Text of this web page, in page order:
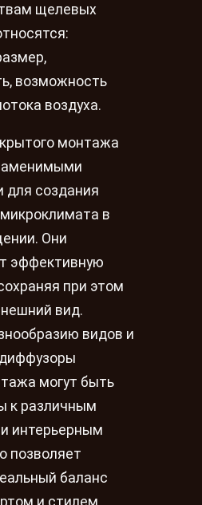
щелевых
возможность
воздуха.
монтажа
создания
в
Они
эффективную
при этом
вид.
видов и
могут быть
к различным
интерьерным
позволяет
баланс